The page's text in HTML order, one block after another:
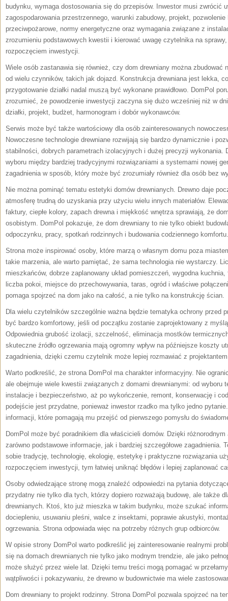
budynku, wymaga dostosowania się do przepisów. Inwestor musi zwrócić
zagospodarowania przestrzennego, warunki zabudowy, projekt, pozwolenie
przeciwpożarowe, normy energetyczne oraz wymagania związane z
zrozumieniu podstawowych kwestii i kierować uwagę czytelnika na
rozpoczęciem inwestycji.
Wiele osób zastanawia się również, czy dom drewniany można zbudować
od wielu czynników, takich jak dojazd. Konstrukcja drewniana jest lekka,
przygotowanie działki nadal muszą być wykonane prawidłowo. DomPol
zrozumieć, że powodzenie inwestycji zaczyna się dużo wcześniej niż w
działki, projekt, budżet, harmonogram i dobór wykonawców.
Serwis może być także wartościowy dla osób zainteresowanych
Nowoczesne technologie drewniane rozwijają się bardzo dynamicznie i
stabilności, dobrych parametrach izolacyjnych i dużej precyzji wykonania.
wyboru między bardziej tradycyjnymi rozwiązaniami a systemami nowej
zagadnienia w sposób, który może być zrozumiały również dla osób bez
Nie można pominąć tematu estetyki domów drewnianych. Drewno daje
atmosferę trudną do uzyskania przy użyciu wielu innych materiałów.
faktury, ciepłe kolory, zapach drewna i miękkość wnętrza sprawiają, że
osobistym. DomPol pokazuje, że dom drewniany to nie tylko obiekt
odpoczynku, pracy, spotkań rodzinnych i budowania codziennego komfortu.
Strona może inspirować osoby, które marzą o własnym domu poza
takie marzenia, ale warto pamiętać, że sama technologia nie wystarczy.
mieszkańców, dobrze zaplanowany układ pomieszczeń, wygodna
liczba pokoi, miejsce do przechowywania, taras, ogród i właściwe
pomaga spojrzeć na dom jako na całość, a nie tylko na konstrukcję ścian.
Dla wielu czytelników szczególnie ważna będzie tematyka ochrony przed
być bardzo komfortowy, jeśli od początku zostanie zaprojektowany z
Odpowiednia grubość izolacji, szczelność, eliminacja mostków
skuteczne źródło ogrzewania mają ogromny wpływ na późniejsze koszty
zagadnienia, dzięki czemu czytelnik może lepiej rozmawiać z
Warto podkreślić, że strona DomPol ma charakter informacyjny. Nie
ale obejmuje wiele kwestii związanych z domami drewnianymi: od wyboru
instalacje i bezpieczeństwo, aż po wykończenie, remont, konserwację i
podejście jest przydatne, ponieważ inwestor rzadko ma tylko jedno
informacji, które pomagają mu przejść od pierwszego pomysłu do
DomPol może być poradnikiem dla właścicieli domów. Dzięki
zarówno podstawowe informacje, jak i bardziej szczegółowe zagadnienia.
sobie tradycję, technologię, ekologię, estetykę i praktyczne rozwiązania
rozpoczęciem inwestycji, tym łatwiej uniknąć błędów i lepiej zaplanować
Osoby odwiedzające stronę mogą znaleźć odpowiedzi na pytania
przydatny nie tylko dla tych, którzy dopiero rozważają budowę, ale także
drewnianych. Ktoś, kto już mieszka w takim budynku, może szukać
dociepleniu, usuwaniu pleśni, walce z insektami, poprawie akustyki,
ogrzewania. Strona odpowiada więc na potrzeby różnych grup odbiorców.
W opisie strony DomPol warto podkreślić jej zainteresowanie realnymi
się na domach drewnianych nie tylko jako modnym trendzie, ale jako
może służyć przez wiele lat. Dzięki temu treści mogą pomagać w
wątpliwości i pokazywaniu, że drewno w budownictwie ma wiele
Dom drewniany to projekt rodzinny. Strona DomPol pozwala spojrzeć na